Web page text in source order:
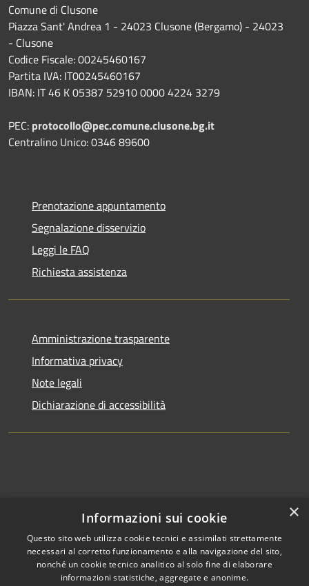
Comune di Clusone
Piazza Sant' Andrea 1 - 24023 Clusone (Bergamo) - 24023
- Clusone
Codice Fiscale: 00245460167
Partita IVA: IT00245460167
IBAN: IT 46 K 05387 52910 0000 4224 3279
PEC: protocollo@pec.comune.clusone.bg.it
Centralino Unico: 0346 89600
Prenotazione appuntamento
Segnalazione disservizio
Leggi le FAQ
Richiesta assistenza
Amministrazione trasparente
Informativa privacy
Note legali
Dichiarazione di accessibilità
×
Informazioni sui cookie
Questo sito web utilizza cookie tecnici e assimilati strettamente
necessari al corretto funzionamento e alla navigazione del sito,
nonché un cookie tecnico analitico al solo fine di elaborare
informazioni statistiche, aggregate e anonime.